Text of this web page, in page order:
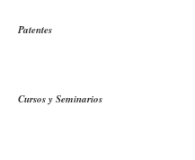
Patentes
Cursos y Seminarios